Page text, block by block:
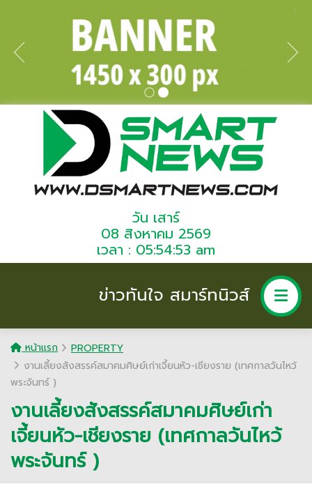
วัน เสาร์
08 สิงหาคม 2569
เวลา : 05:54:53 am
ข่าวทันใจ สมาร์ทนิวส์
หน้าแรก
PROPERTY
งานเลี้ยงสังสรรค์สมาคมศิษย์เก่าเจี้ยนหัว​-เชียงราย (เทศกาลวันไหว้
พระจันทร์ )
งานเลี้ยงสังสรรค์สมาคมศิษย์เก่า
เจี้ยนหัว​-เชียงราย (เทศกาลวันไหว้
พระจันทร์ )